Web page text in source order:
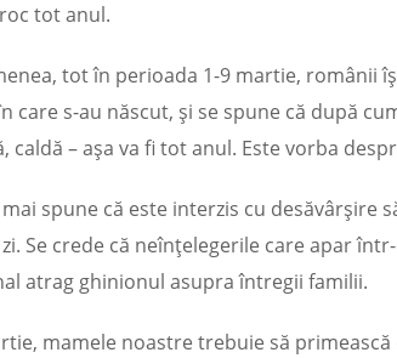
tot anul.
tot în perioada 1-9 martie, românii
care s-au născut, şi se spune că după
caldă – aşa va fi tot anul. Este vorba
spune că este interzis cu desăvârșire
Se crede că neînțelegerile care apar
atrag ghinionul asupra întregii familii.
mamele noastre trebuie să